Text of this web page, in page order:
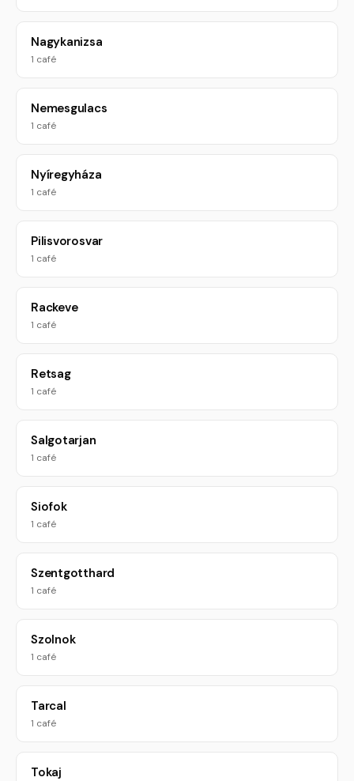
Nagykanizsa
1 café
Nemesgulacs
1 café
Nyíregyháza
1 café
Pilisvorosvar
1 café
Rackeve
1 café
Retsag
1 café
Salgotarjan
1 café
Siofok
1 café
Szentgotthard
1 café
Szolnok
1 café
Tarcal
1 café
Tokaj